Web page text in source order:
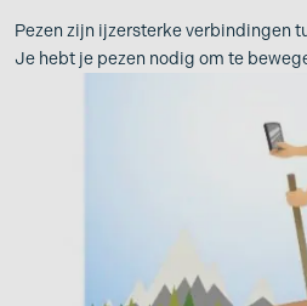
Pezen zijn ijzersterke verbindingen
Je hebt je pezen nodig om te